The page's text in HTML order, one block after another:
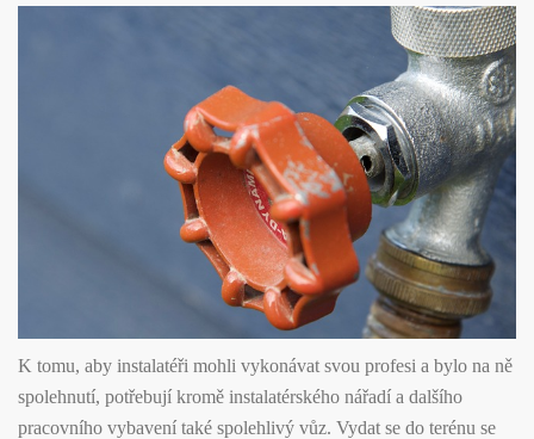
K tomu, aby instalatéři mohli vykonávat svou profesi a bylo na ně
spolehnutí, potřebují kromě instalatérského nářadí a dalšího
pracovního vybavení také spolehlivý vůz. Vydat se do terénu se